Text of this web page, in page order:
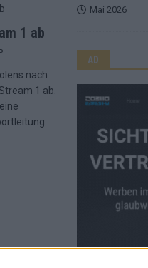
1 ab
nach
1 ab.
Mai 2026
AD